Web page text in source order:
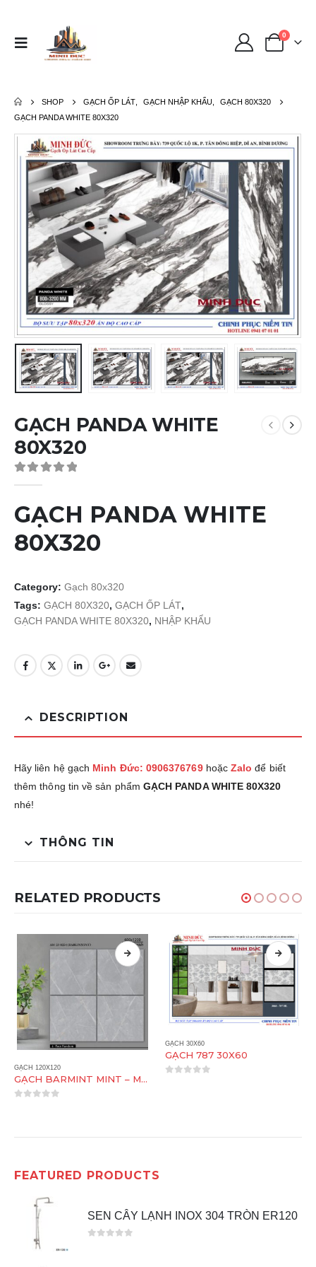
0
SHOP GẠCH ỐP LÁT, GẠCH NHẬP KHẨU,
GẠCH 80X320
GẠCH PANDA WHITE 80X320
GẠCH PANDA WHITE
80X320
0out of 5
GẠCH PANDA WHITE
80X320
Category: Gạch 80x320
Tags: GẠCH 80X320, GẠCH ỐP LÁT,
GẠCH PANDA WHITE 80X320, NHẬP KHẨU
DESCRIPTION
Hãy liên hệ gạch Minh Đức: 0906376769hoặcZalođể biết
thêm thông tin về sản phẩm GẠCH PANDA WHITE 80X320
nhé!
THÔNG TIN
RELATED PRODUCTS
GẠCH 120X120
GẠCH BARMINT MINT – MATT 120X120
GẠCH 30X60
GẠCH 787 30X60
FEATURED PRODUCTS
SEN CÂY LẠNH INOX 304 TRÒN ER120